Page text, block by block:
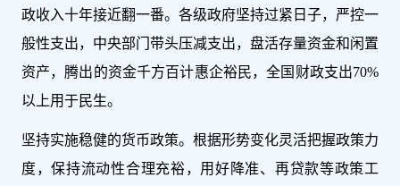
政收入十年接近翻一番。各级政府坚持过紧日子，严控一
般性支出，中央部门带头压减支出，盘活存量资金和闲置
资产，腾出的资金千方百计惠企裕民，全国财政支出70%
以上用于民生。
坚持实施稳健的货币政策。根据形势变化灵活把握政策力
度，保持流动性合理充裕，用好降准、再贷款等政策工